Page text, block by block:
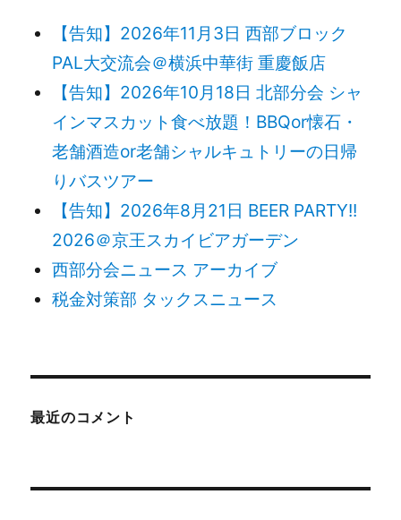
【告知】2026年11月3日 西部ブロック
PAL大交流会＠横浜中華街 重慶飯店
【告知】2026年10月18日 北部分会 シャ
インマスカット食べ放題！BBQor懐石・
老舗酒造or老舗シャルキュトリーの日帰
りバスツアー
【告知】2026年8月21日 BEER PARTY!!
2026＠京王スカイビアガーデン
西部分会ニュース アーカイブ
税金対策部 タックスニュース
最近のコメント